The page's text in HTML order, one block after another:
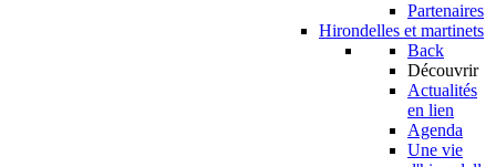
Partenaires
Hirondelles et martinets
Back
Découvrir
Actualités
en lien
Agenda
Une vie